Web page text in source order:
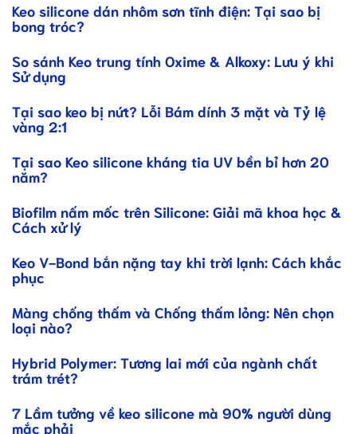
Keo silicone dán nhôm sơn tĩnh điện: Tại sao bị
bong tróc?
So sánh Keo trung tính Oxime & Alkoxy: Lưu ý khi
Sử dụng
Tại sao keo bị nứt? Lỗi Bám dính 3 mặt và Tỷ lệ
vàng 2:1
Tại sao Keo silicone kháng tia UV bền bỉ hơn 20
năm?
Biofilm nấm mốc trên Silicone: Giải mã khoa học &
Cách xử lý
Keo V-Bond bắn nặng tay khi trời lạnh: Cách khắc
phục
Màng chống thấm và Chống thấm lỏng: Nên chọn
loại nào?
Hybrid Polymer: Tương lai mới của ngành chất
trám trét?
7 Lầm tưởng về keo silicone mà 90% người dùng
mắc phải